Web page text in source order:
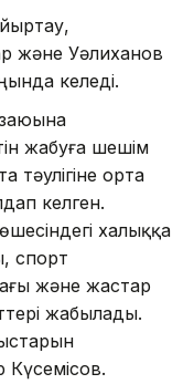
және Уәлиханов
келеді.
жабуға шешім
тәулігіне орта
келген.
халыққа
спорт
және жастар
жабылады.
Күсемісов.